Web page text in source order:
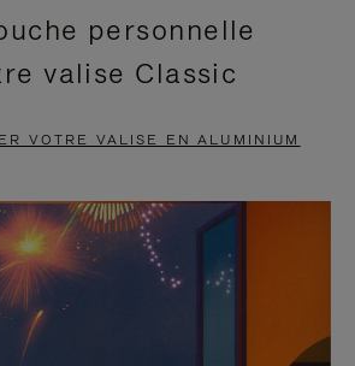
personnelle
valise Classic
VOTRE VALISE EN ALUMINIUM